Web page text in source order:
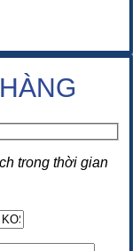
trong thời gian